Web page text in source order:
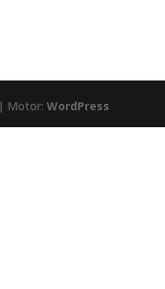
| Motor:WordPress